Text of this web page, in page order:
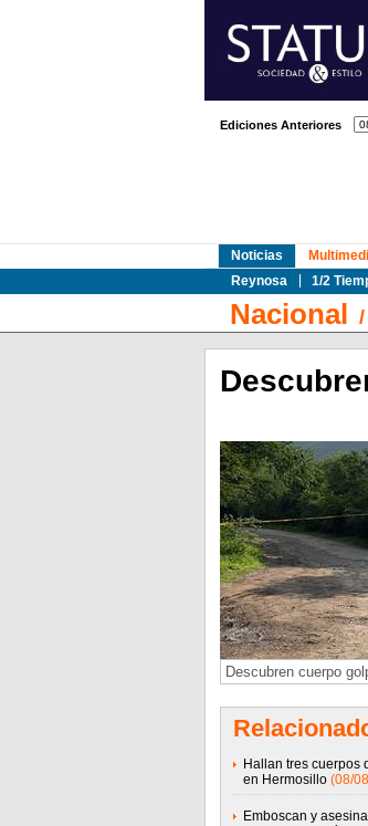
Ediciones Anteriores
Noticias
Reynosa
1/2
Nacional /
Descubren cuerpo
Hallan tres cuerpos
en Hermosillo (08/
Emboscan y